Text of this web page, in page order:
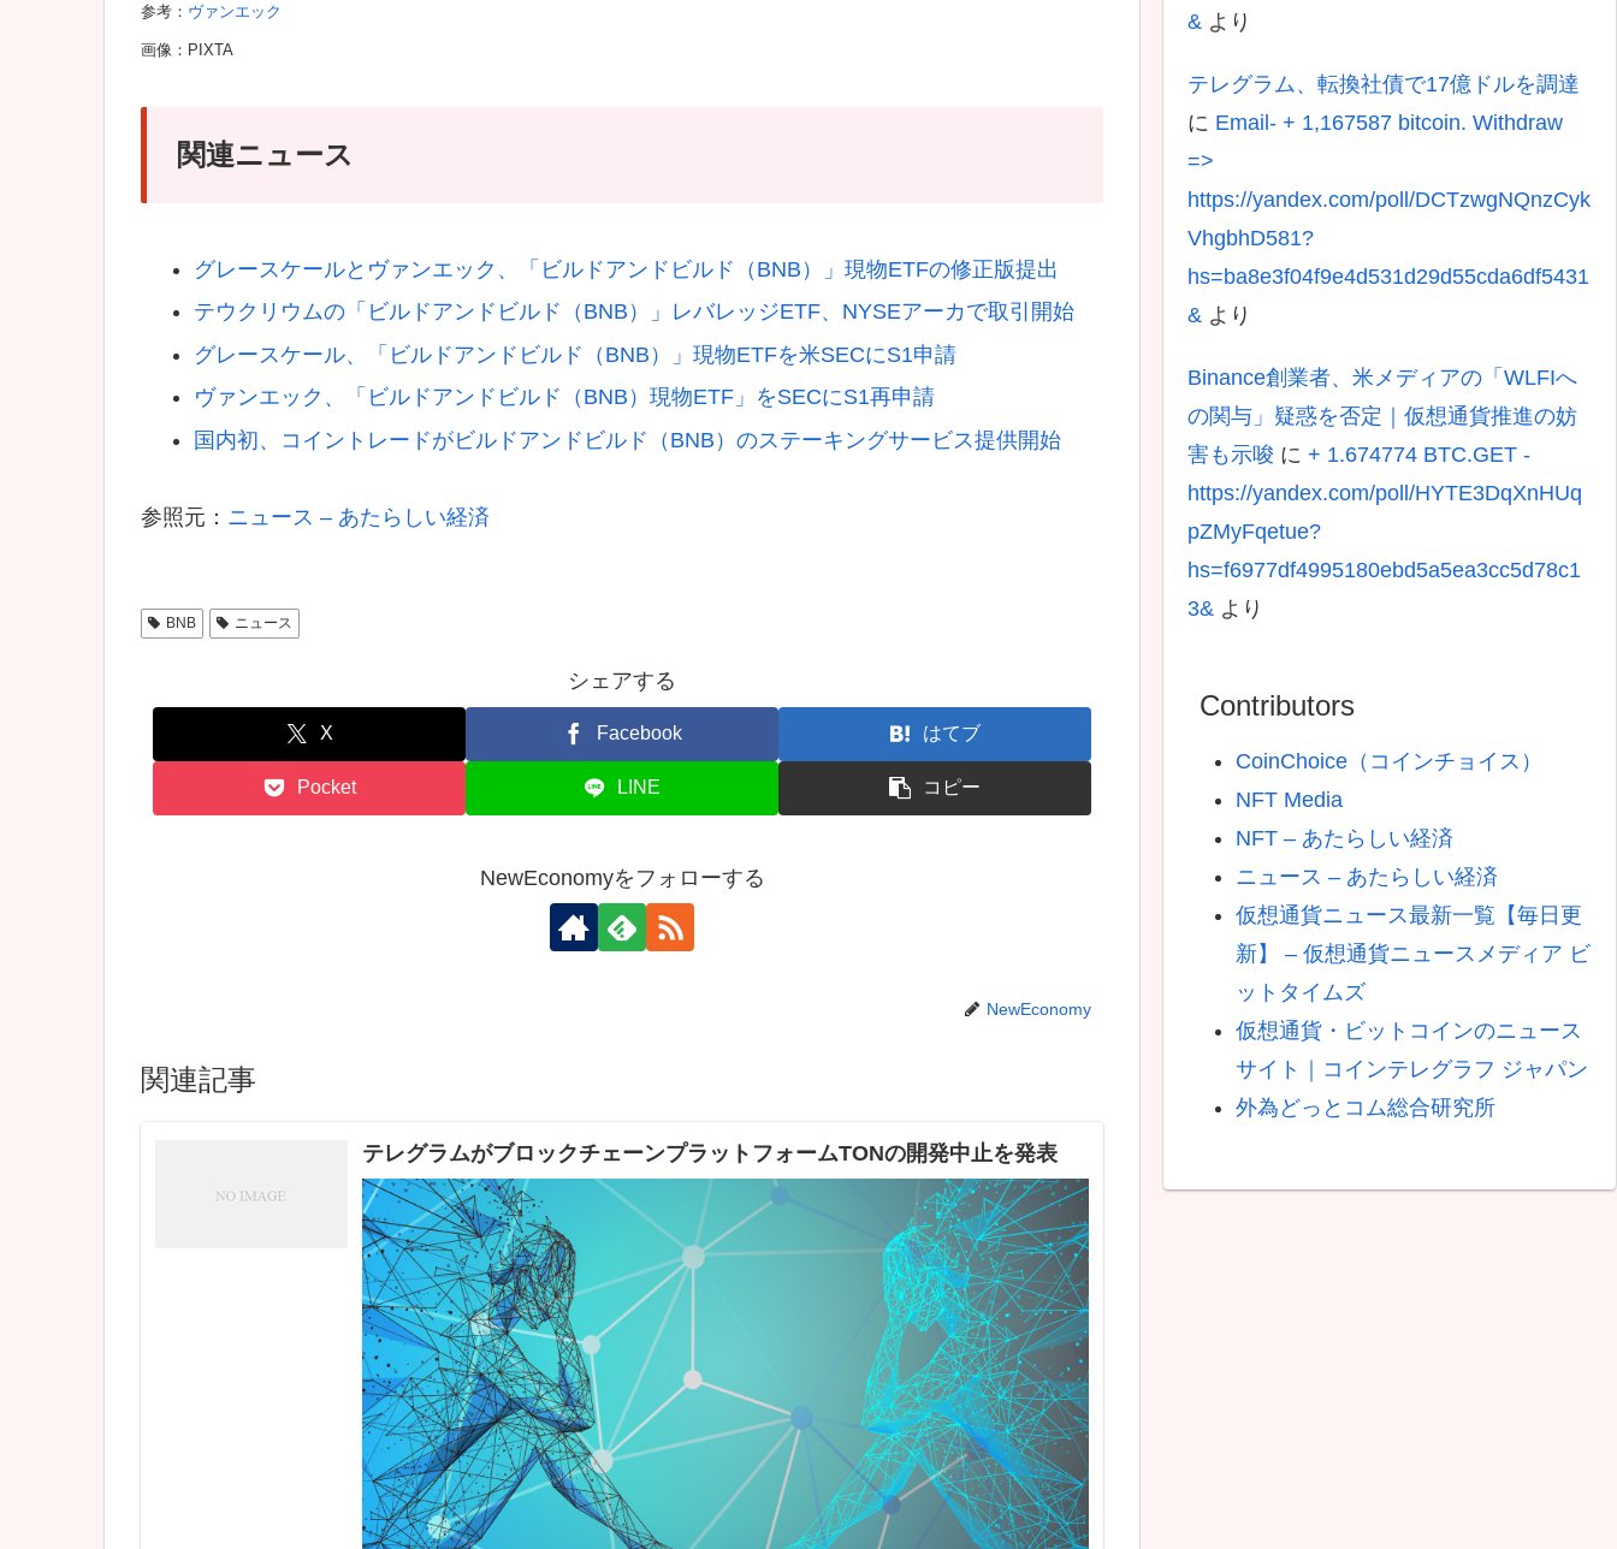
参考： ヴァンエック
画像：PIXTA
関連ニュース
グレースケールとヴァンエック、「ビルドアンドビルド（BNB）」現物ETFの修正版提出
テウクリウムの「ビルドアンドビルド（BNB）」レバレッジETF、NYSEアーカで取引開始
グレースケール、「ビルドアンドビルド（BNB）」現物ETFを米SECにS1申請
ヴァンエック、「ビルドアンドビルド（BNB）現物ETF」をSECにS1再申請
国内初、コイントレードがビルドアンドビルド（BNB）のステーキングサービス提供開始
参照元： ニュース – あたらしい経済
BNB ニュース
シェアする
X Facebook はてブ
Pocket LINE コピー
NewEconomyをフォローする
NewEconomy
関連記事
テレグラムがブロックチェーンプラットフォームTONの開発中止を発表
& より
テレグラム、転換社債で17億ドルを調達
に Email- + 1,167587 bitcoin. Withdraw
=>
https://yandex.com/poll/DCTzwgNQnzCyk
VhgbhD581?
hs=ba8e3f04f9e4d531d29d55cda6df5431
& より
Binance創業者、米メディアの「WLFIへ
の関与」疑惑を否定｜仮想通貨推進の妨
害も示唆 に + 1.674774 BTC.GET -
https://yandex.com/poll/HYTE3DqXnHUq
pZMyFqetue?
hs=f6977df4995180ebd5a5ea3cc5d78c1
3& より
Contributors
CoinChoice（コインチョイス）
NFT Media
NFT – あたらしい経済
ニュース – あたらしい経済
仮想通貨ニュース最新一覧【毎日更
新】 – 仮想通貨ニュースメディア ビ
ットタイムズ
仮想通貨・ビットコインのニュース
サイト｜コインテレグラフ ジャパン
外為どっとコム総合研究所